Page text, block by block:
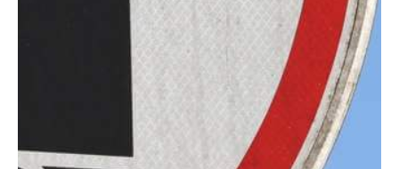
Yacht Protection
Elektrogeräte
Mobile Device
Elektronik